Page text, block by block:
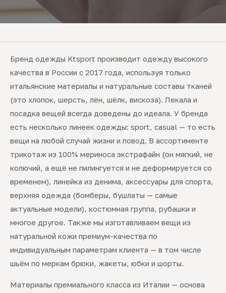
Бренд одежды Ktsport производит одежду высокого
качества в России с 2017 года, используя только
итальянские материалы и натуральные составы тканей
(это хлопок, шерсть, лён, шёлк, вискоза). Лекала и
посадка вещей всегда доведены до идеала. У бренда
есть несколько линеек одежды: sport, casual — то есть
вещи на любой случай жизни и повод. В ассортименте
трикотаж из 100% мериноса экстрафайн (он мягкий, не
колючий, а ещё не пилингуется и не деформируется со
временем), линейка из денима, аксессуары для спорта,
верхняя одежда (бомберы, бушлаты — самые
актуальные модели), костюмная группа, рубашки и
многое другое. Также мы изготавливаем вещи из
натуральной кожи премиум-качества по
индивидуальным параметрам клиента — в том числе
шьём по меркам брюки, жакеты, юбки и шорты.
Материалы премиального класса из Италии — основа